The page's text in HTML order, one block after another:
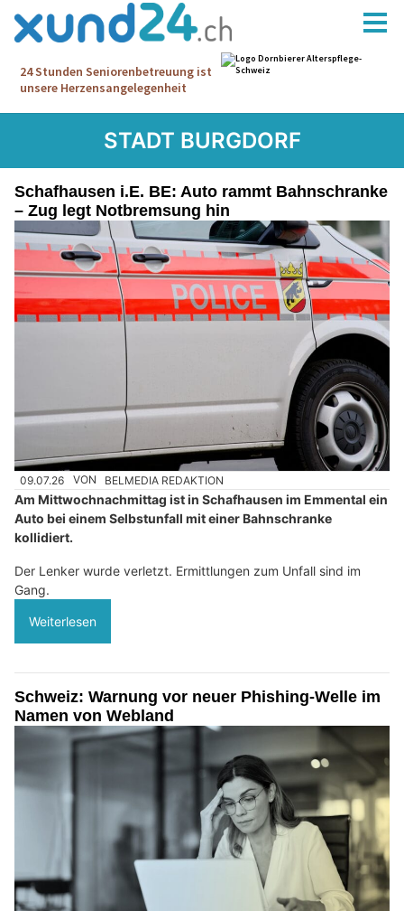
STADT BURGDORF
Schafhausen i.E. BE: Auto rammt Bahnschranke
– Zug legt Notbremsung hin
09.07.26 VON BELMEDIA REDAKTION
Am Mittwochnachmittag ist in Schafhausen im Emmental ein
Auto bei einem Selbstunfall mit einer Bahnschranke
kollidiert.
Der Lenker wurde verletzt. Ermittlungen zum Unfall sind im
Gang.
Weiterlesen
Schweiz: Warnung vor neuer Phishing-Welle im
Namen von Webland